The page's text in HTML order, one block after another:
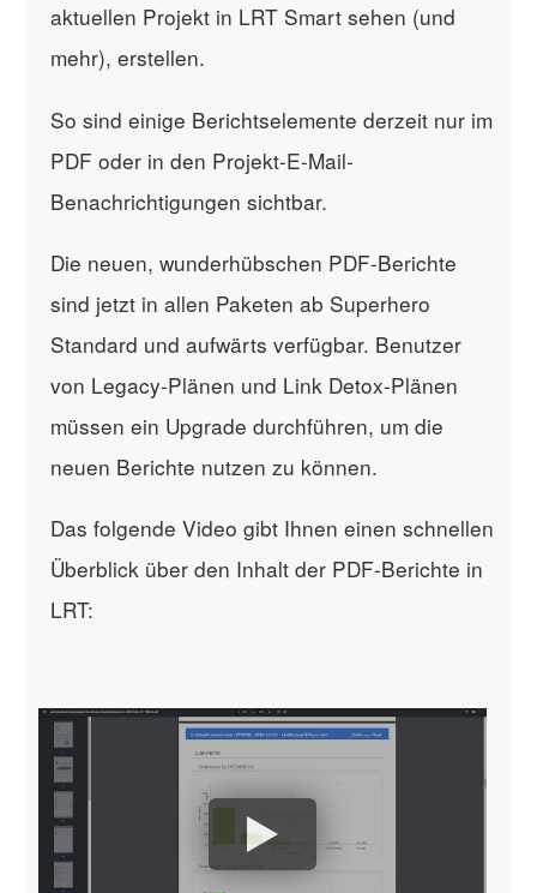
aktuellen Projekt in LRT Smart sehen (und
mehr), erstellen.
So sind einige Berichtselemente derzeit nur im
PDF oder in den Projekt-E-Mail-
Benachrichtigungen sichtbar.
Die neuen, wunderhübschen PDF-Berichte
sind jetzt in allen Paketen ab Superhero
Standard und aufwärts verfügbar. Benutzer
von Legacy-Plänen und Link Detox-Plänen
müssen ein Upgrade durchführen, um die
neuen Berichte nutzen zu können.
Das folgende Video gibt Ihnen einen schnellen
Überblick über den Inhalt der PDF-Berichte in
LRT: